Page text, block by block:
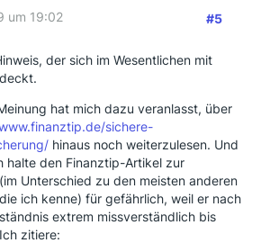
um 19:02 #5
der sich im Wesentlichen mit
hat mich dazu veranlasst, über
sichere-
hinaus noch weiterzulesen. Und
halte den Finanztip-Artikel zur
Unterschied zu den meisten anderen
ich kenne) für gefährlich, weil er nach
extrem missverständlich bis
zitiere: